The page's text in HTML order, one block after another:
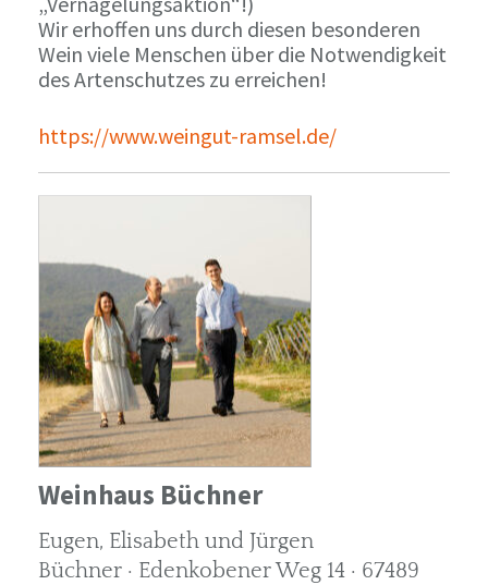
Wir erhoffen uns durch diesen besonderen
Wein viele Menschen über die Notwendigkeit
des Artenschutzes zu erreichen!
https://www.weingut-ramsel.de/
Weinhaus Büchner
Eugen, Elisabeth und Jürgen
Büchner · Edenkobener Weg 14 · 67489